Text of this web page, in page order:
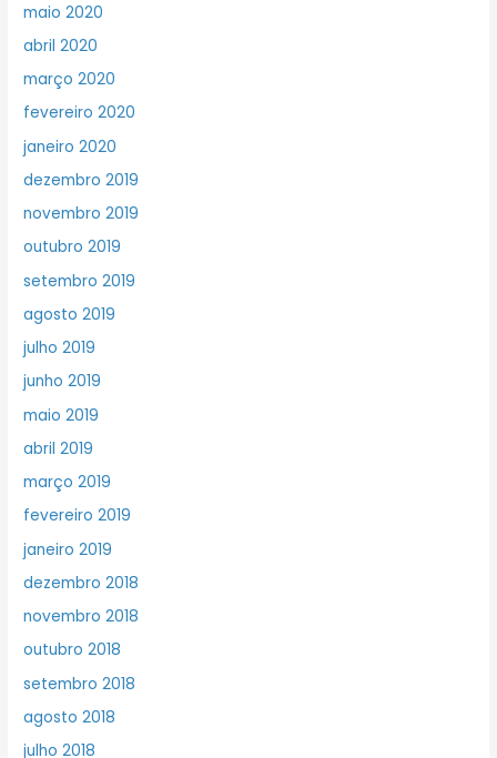
maio 2020
abril 2020
março 2020
fevereiro 2020
janeiro 2020
dezembro 2019
novembro 2019
outubro 2019
setembro 2019
agosto 2019
julho 2019
junho 2019
maio 2019
abril 2019
março 2019
fevereiro 2019
janeiro 2019
dezembro 2018
novembro 2018
outubro 2018
setembro 2018
agosto 2018
julho 2018